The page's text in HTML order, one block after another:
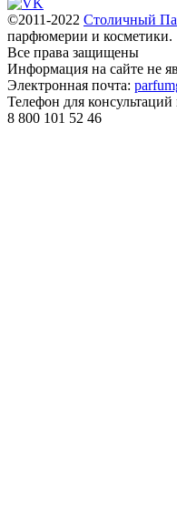
©2011-2022 Столичный
парфюмерии и косметики.
Все права защищены
Информация на сайте не
Электронная почта:
Телефон для консультаций
8 800 101 52 46